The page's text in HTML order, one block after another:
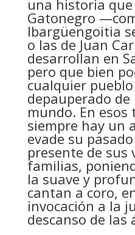
una historia que
Gatonegro
Ibargüengoitia
o las de Juan
desarrollan en
pero que bien
cualquier
depauperado de
mundo. En
siempre hay un
evade su
presente de sus
familias,
la suave y
cantan a coro,
invocación a la
descanso de las